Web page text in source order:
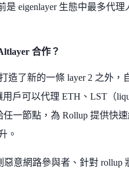
是 eigenlayer 生態中最多代理
合作？
造了新的一條 layer 2 之外，
戶可以代理 ETH、LST（
任一節點，為 Rollup 提供快
。
意網路參與者、針對 rollup